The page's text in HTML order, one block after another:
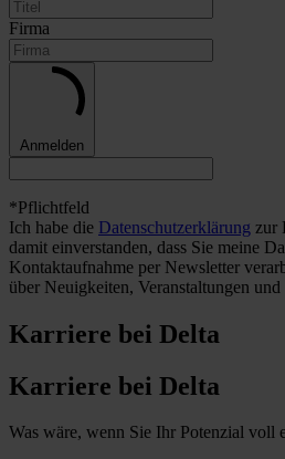
Firma
Anmelden
*Pflichtfeld
Ich habe die Datenschutzerklärung zur
damit einverstanden, dass Sie meine
Kontaktaufnahme per Newsletter
über Neuigkeiten, Veranstaltungen
Karriere bei Delta
Karriere bei Delta
Was wäre, wenn Sie Ihr Potenzial voll